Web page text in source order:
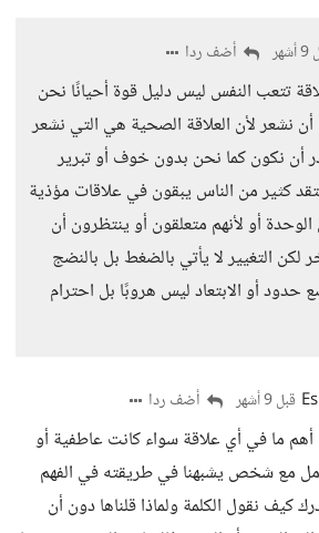
أضف ردا
تتعب النفس ليس دليل قوة أحيانًا نحن
نشعر لأن العلاقة الصحية هي التي نشعر
أن نكون كما نحن بدون خوف أو تبرير
كثير من الناس يبقون في علاقات مؤذية
أو لأنهم متعلقون أو ينتظرون أن
لكن التغيير لا يأتي بالضغط بل بالنضج
أو الابتعاد ليس هروبًا بل احترام
قبل 9 أشهر أضف ردا
أهم ما في أي علاقة سواء كانت عاطفية أو
مع شخص يشبهنا في طريقته في الفهم
كيف نقول الكلمة ولماذا قلناها دون أن